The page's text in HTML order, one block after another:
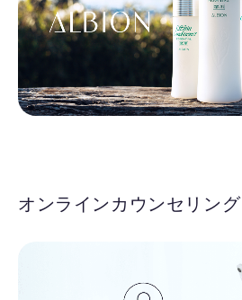
オンラインカウンセリング